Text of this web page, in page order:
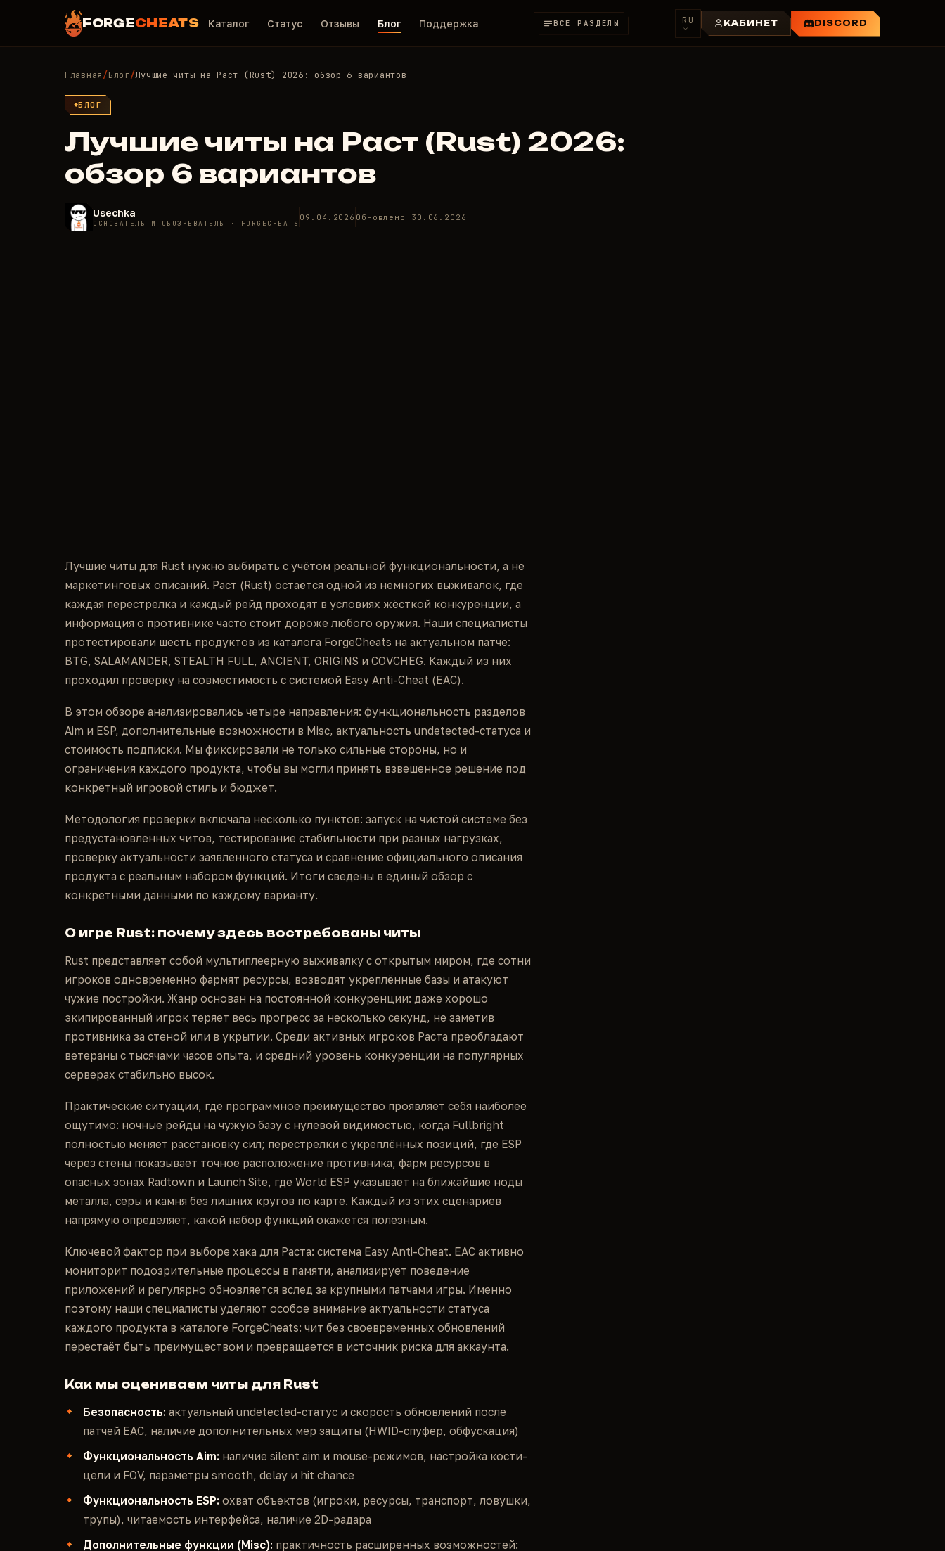
FORGECHEATS Каталог Статус Отзывы Блог Поддержка ВСЕ РАЗДЕЛЫ RU КАБИНЕТ DISCORD
Главная/Блог/Лучшие читы на Раст (Rust) 2026: обзор 6 вариантов
БЛОГ
Лучшие читы на Раст (Rust) 2026:
обзор 6 вариантов
Usechka
ОСНОВАТЕЛЬ И ОБОЗРЕВАТЕЛЬ · FORGECHEATS
09.04.2026 Обновлено 30.06.2026
Лучшие читы для Rust нужно выбирать с учётом реальной функциональности, а не
маркетинговых описаний. Раст (Rust) остаётся одной из немногих выживалок, где
каждая перестрелка и каждый рейд проходят в условиях жёсткой конкуренции, а
информация о противнике часто стоит дороже любого оружия. Наши специалисты
протестировали шесть продуктов из каталога ForgeCheats на актуальном патче:
BTG, SALAMANDER, STEALTH FULL, ANCIENT, ORIGINS и COVCHEG. Каждый из них
проходил проверку на совместимость с системой Easy Anti-Cheat (EAC).
В этом обзоре анализировались четыре направления: функциональность разделов
Aim и ESP, дополнительные возможности в Misc, актуальность undetected-статуса и
стоимость подписки. Мы фиксировали не только сильные стороны, но и
ограничения каждого продукта, чтобы вы могли принять взвешенное решение под
конкретный игровой стиль и бюджет.
Методология проверки включала несколько пунктов: запуск на чистой системе без
предустановленных читов, тестирование стабильности при разных нагрузках,
проверку актуальности заявленного статуса и сравнение официального описания
продукта с реальным набором функций. Итоги сведены в единый обзор с
конкретными данными по каждому варианту.
О игре Rust: почему здесь востребованы читы
Rust представляет собой мультиплеерную выживалку с открытым миром, где сотни
игроков одновременно фармят ресурсы, возводят укреплённые базы и атакуют
чужие постройки. Жанр основан на постоянной конкуренции: даже хорошо
экипированный игрок теряет весь прогресс за несколько секунд, не заметив
противника за стеной или в укрытии. Среди активных игроков Раста преобладают
ветераны с тысячами часов опыта, и средний уровень конкуренции на популярных
серверах стабильно высок.
Практические ситуации, где программное преимущество проявляет себя наиболее
ощутимо: ночные рейды на чужую базу с нулевой видимостью, когда Fullbright
полностью меняет расстановку сил; перестрелки с укреплённых позиций, где ESP
через стены показывает точное расположение противника; фарм ресурсов в
опасных зонах Radtown и Launch Site, где World ESP указывает на ближайшие ноды
металла, серы и камня без лишних кругов по карте. Каждый из этих сценариев
напрямую определяет, какой набор функций окажется полезным.
Ключевой фактор при выборе хака для Раста: система Easy Anti-Cheat. EAC активно
мониторит подозрительные процессы в памяти, анализирует поведение
приложений и регулярно обновляется вслед за крупными патчами игры. Именно
поэтому наши специалисты уделяют особое внимание актуальности статуса
каждого продукта в каталоге ForgeCheats: чит без своевременных обновлений
перестаёт быть преимуществом и превращается в источник риска для аккаунта.
Как мы оцениваем читы для Rust
Безопасность: актуальный undetected-статус и скорость обновлений после
патчей EAC, наличие дополнительных мер защиты (HWID-спуфер, обфускация)
Функциональность Aim: наличие silent aim и mouse-режимов, настройка кости-
цели и FOV, параметры smooth, delay и hit chance
Функциональность ESP: охват объектов (игроки, ресурсы, транспорт, ловушки,
трупы), читаемость интерфейса, наличие 2D-радара
Дополнительные функции (Misc): практичность расширенных возможностей: